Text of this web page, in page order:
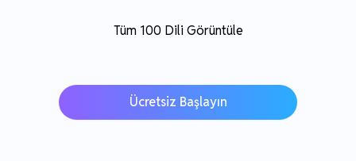
Tüm 100 Dili Görüntüle
Ücretsiz Başlayın